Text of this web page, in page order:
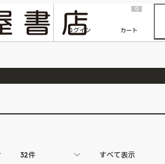
『ONE PIECE magazine 021 ONE PIECEカード付き同梱版』発売延期のご案内
ログイン
0
カート
32件 すべて表示